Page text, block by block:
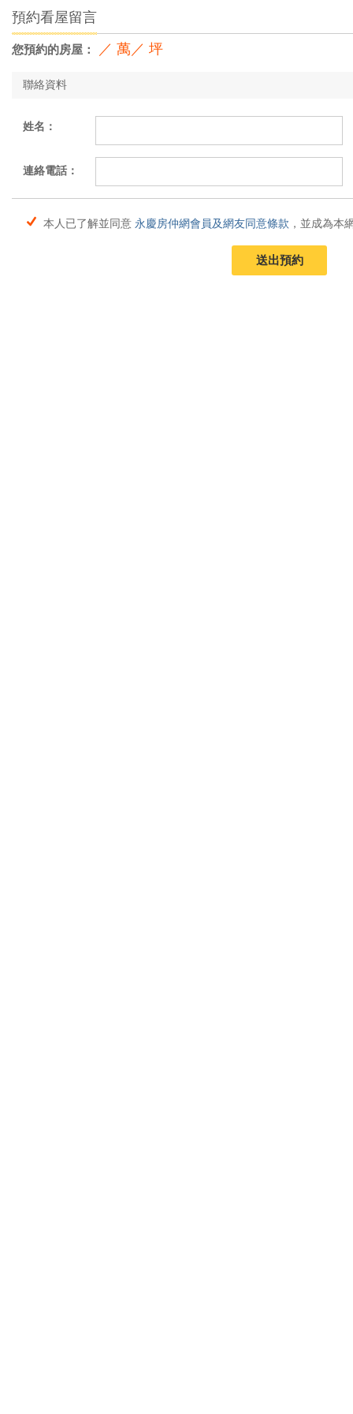
預約看屋留言
您預約的房屋： ／ 萬／ 坪
聯絡資料
姓名：
連絡電話：
本人已了解並同意 永慶房仲網會員及網友同意條款 ，並成為本